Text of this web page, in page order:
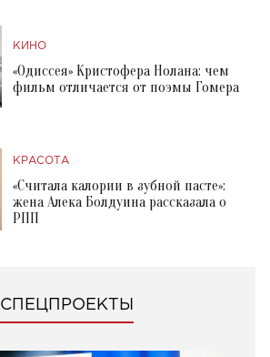
КИНО
«Одиссея» Кристофера Нолана: чем
фильм отличается от поэмы Гомера
КРАСОТА
«Считала калории в зубной пасте»:
жена Алека Болдуина рассказала о
РПП
СПЕЦПРОЕКТЫ